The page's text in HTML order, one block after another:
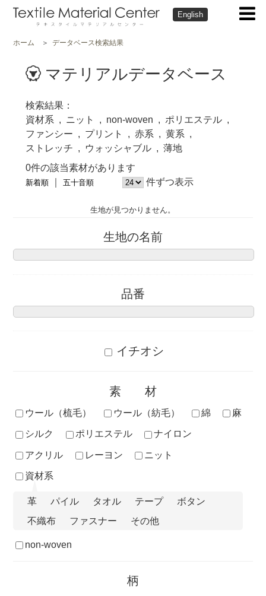
English
ホーム データベース検索結果
マテリアルデータベース
検索結果
資材系
ニット non-woven
ポリエステル
ファンシー
プリント 赤系
黄系
ストレッチ
ウォッシャブル
薄地
0件の該当素材があります
新着順 五十音順 件ずつ表示
生地が見つかりません。
生地の名前
品番
イチオシ
素材
ウール（梳毛） ウール（紡毛） 綿
麻
シルク
ポリエステル
ナイロン
アクリル
レーヨン
ニット
資材系
革 パイル タオル テープ
ボタン
不織布
ファスナー その他
non-woven
柄